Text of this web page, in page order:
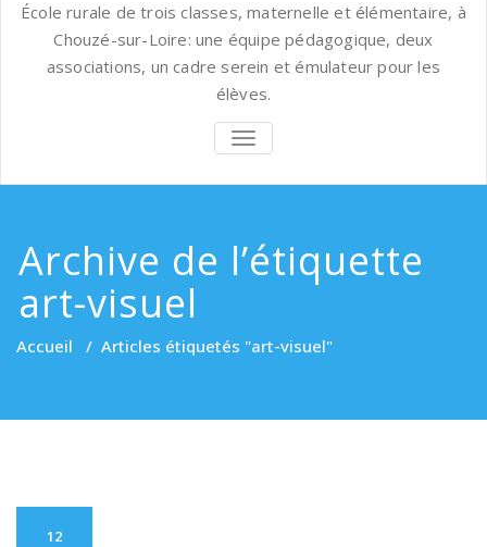
École rurale de trois classes, maternelle et élémentaire, à
Chouzé-sur-Loire: une équipe pédagogique, deux
associations, un cadre serein et émulateur pour les
élèves.
BASCULER
LA
Archive de l’étiquette
art-visuel
Accueil / Articles étiquetés "art-visuel"
12